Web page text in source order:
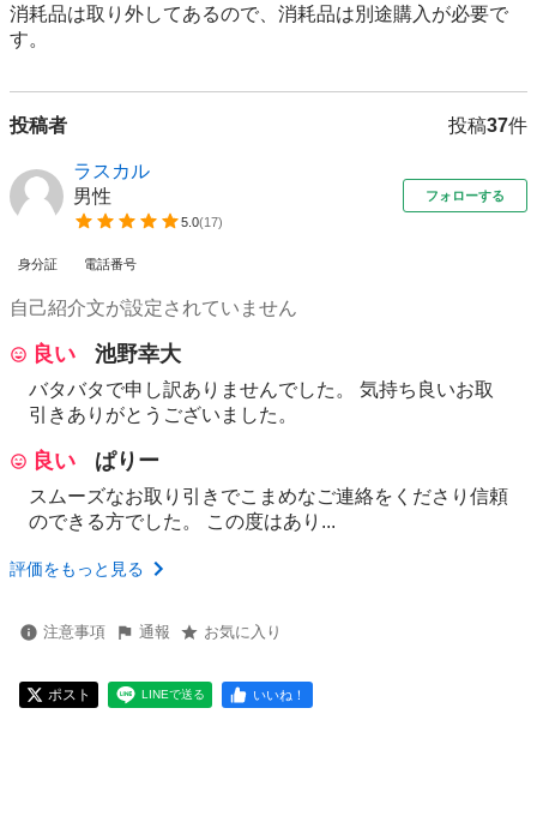
消耗品は取り外してあるので、消耗品は別途購入が必要で
投稿者 投稿37件
ラスカル
男性
5.0(17)
フォローする
身分証 電話番号
自己紹介文が設定されていません
良い 池野幸大
バタバタで申し訳ありませんでした。 気持ち良いお取
引きありがとうございました。
良い ぱりー
スムーズなお取り引きでこまめなご連絡をくださり信頼
のできる方でした。 この度はあり...
評価をもっと見る
注意事項 通報 お気に入り
ポスト LINEで送る いいね！